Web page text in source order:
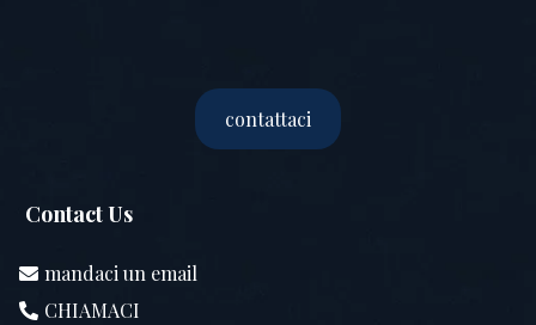
contattaci
Contact Us
mandaci un email
CHIAMACI